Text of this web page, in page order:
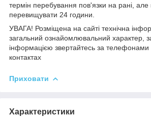
термін перебування пов'язки на рані,
перевищувати 24 години.
УВАГА! Розміщена на сайті технічна
загальний ознайомлювальний характер,
інформацією звертайтесь за телефонами
контактах
Приховати
Характеристики